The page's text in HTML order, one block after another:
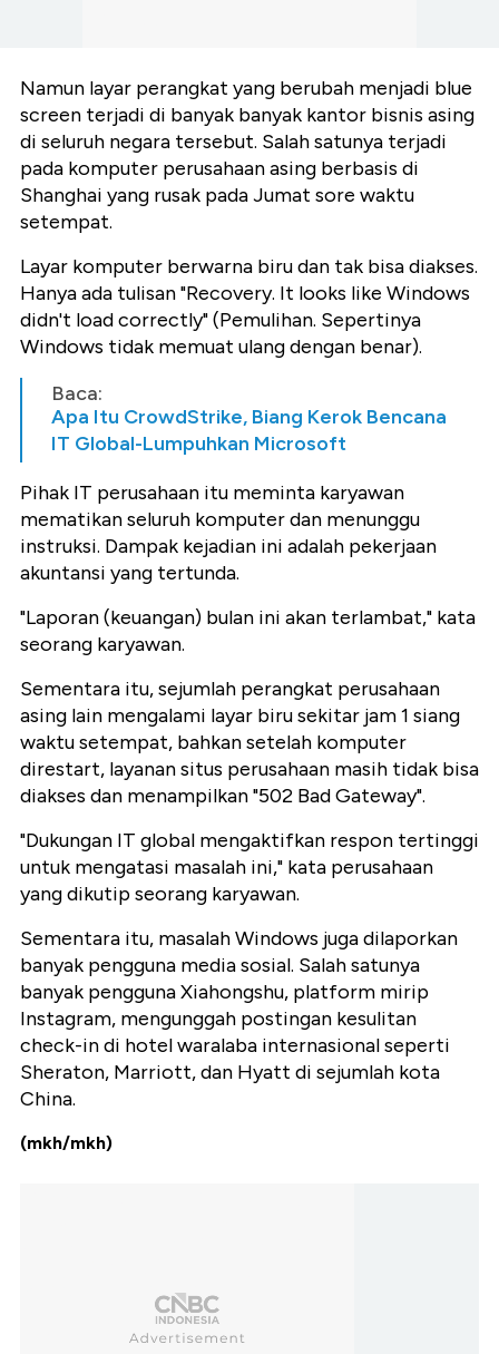
Namun layar perangkat yang berubah menjadi blue
screen terjadi di banyak banyak kantor bisnis asing
di seluruh negara tersebut. Salah satunya terjadi
pada komputer perusahaan asing berbasis di
Shanghai yang rusak pada Jumat sore waktu
setempat.
Layar komputer berwarna biru dan tak bisa diakses.
Hanya ada tulisan "Recovery. It looks like Windows
didn't load correctly" (Pemulihan. Sepertinya
Windows tidak memuat ulang dengan benar).
Baca:
Apa Itu CrowdStrike, Biang Kerok Bencana
IT Global-Lumpuhkan Microsoft
Pihak IT perusahaan itu meminta karyawan
mematikan seluruh komputer dan menunggu
instruksi. Dampak kejadian ini adalah pekerjaan
akuntansi yang tertunda.
"Laporan (keuangan) bulan ini akan terlambat," kata
seorang karyawan.
Sementara itu, sejumlah perangkat perusahaan
asing lain mengalami layar biru sekitar jam 1 siang
waktu setempat, bahkan setelah komputer
direstart, layanan situs perusahaan masih tidak bisa
diakses dan menampilkan "502 Bad Gateway".
"Dukungan IT global mengaktifkan respon tertinggi
untuk mengatasi masalah ini," kata perusahaan
yang dikutip seorang karyawan.
Sementara itu, masalah Windows juga dilaporkan
banyak pengguna media sosial. Salah satunya
banyak pengguna Xiahongshu, platform mirip
Instagram, mengunggah postingan kesulitan
check-in di hotel waralaba internasional seperti
Sheraton, Marriott, dan Hyatt di sejumlah kota
China.
(mkh/mkh)